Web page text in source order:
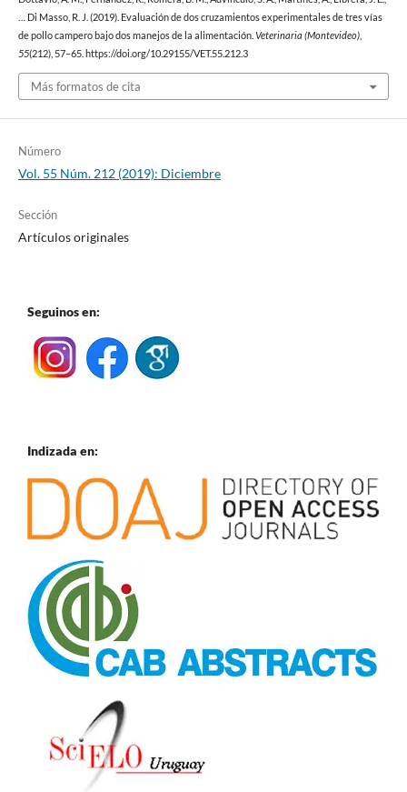
… Di Masso, R. J. (2019). Evaluación de dos cruzamientos experimentales de tres vías
de pollo campero bajo dos manejos de la alimentación. Veterinaria (Montevideo),
55(212), 57–65. https://doi.org/10.29155/VET.55.212.3
Más formatos de cita
Número
Vol. 55 Núm. 212 (2019): Diciembre
Sección
Artículos originales
Seguinos en:
Indizada en: